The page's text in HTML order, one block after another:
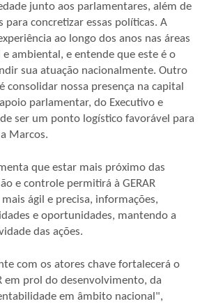
junto aos parlamentares, além de
para concretizar essas políticas. A
ao longo dos anos nas áreas
e ambiental, e entende que este é o
sua atuação nacionalmente. Outro
consolidar nossa presença na capital
parlamentar, do Executivo e
ser um ponto logístico favorável para
Marcos.
que estar mais próximo das
e controle permitirá à GERAR
ágil e precisa, informações,
e oportunidades, mantendo a
das ações.
com os atores chave fortalecerá o
em prol do desenvolvimento, da
em âmbito nacional",